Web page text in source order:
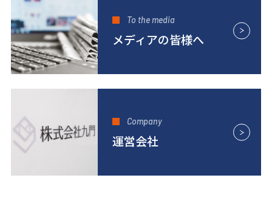
To the media
メディアの皆様へ
Company
運営会社